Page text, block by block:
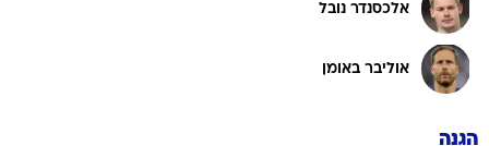
אלכסנדר נובל
אוליבר באומן
הגנה